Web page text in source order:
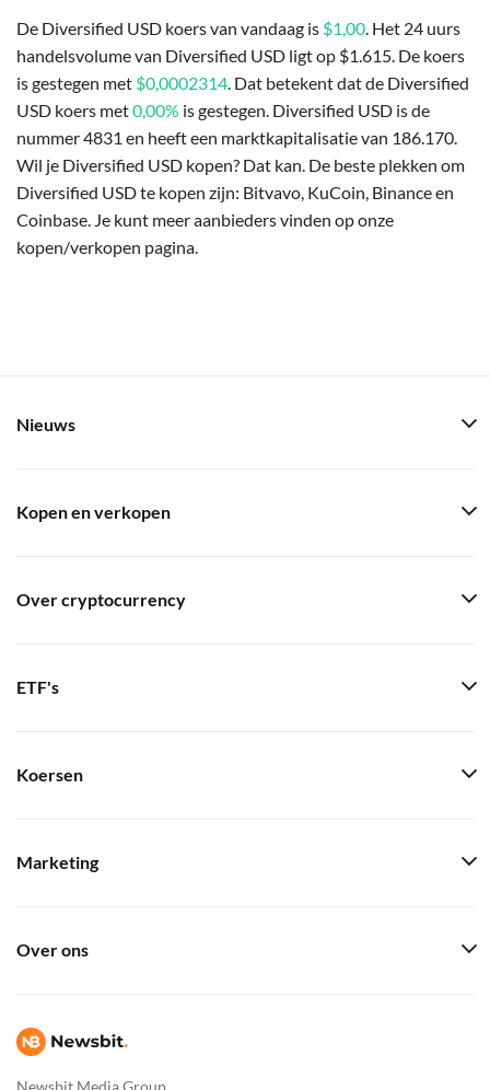
De Diversified USD koers van vandaag is $1,00 . Het 24 uurs
handelsvolume van Diversified USD ligt op $1.615. De koers
is gestegen met $0,0002314 . Dat betekent dat de Diversified
USD koers met0,00% is gestegen. Diversified USD is de
nummer 4831 en heeft een marktkapitalisatie van 186.170.
Wil je Diversified USD kopen? Dat kan. De beste plekken om
Diversified USD te kopen zijn: Bitvavo, KuCoin, Binance en
Coinbase. Je kunt meer aanbieders vinden op onze
kopen/verkopen pagina.
Newsbit Media Group
Nieuws
Kopen en verkopen
Over cryptocurrency
ETF's
Koersen
Marketing
Over ons